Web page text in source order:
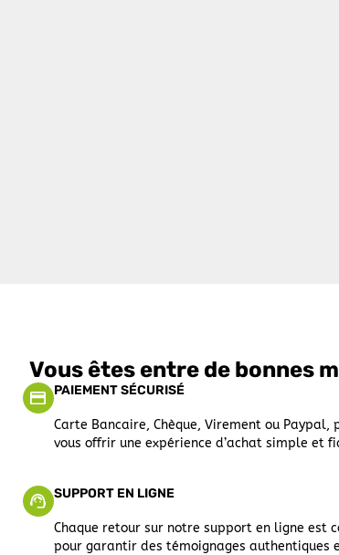
Vous êtes entre de bonnes
PAIEMENT SÉCURISÉ
Carte Bancaire, Chèque, Virement ou Paypal,
vous offrir une expérience d’achat simple et
SUPPORT EN LIGNE
Chaque retour sur notre support en ligne est
pour garantir des témoignages authentiques